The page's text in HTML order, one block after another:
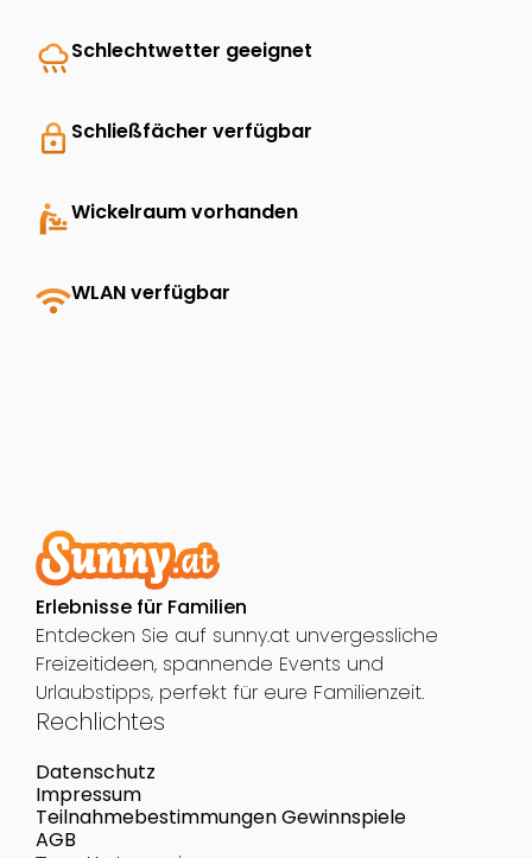
rainySchlechtwetter geeignet
lock Schließfächer verfügbar
baby_changing_stationWickelraum vorhanden
wifiWLAN verfügbar
Erlebnisse für Familien
Entdecken Sie auf sunny.at unvergessliche
Freizeitideen, spannende Events und
Urlaubstipps, perfekt für eure Familienzeit.
Rechlichtes
Datenschutz
Impressum
Teilnahmebestimmungen Gewinnspiele
AGB